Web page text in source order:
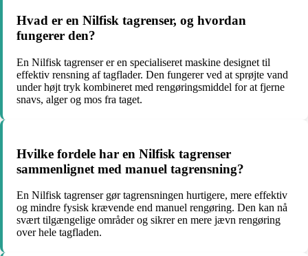
Hvad er en Nilfisk tagrenser, og hvordan
fungerer den?
En Nilfisk tagrenser er en specialiseret maskine designet til
effektiv rensning af tagflader. Den fungerer ved at sprøjte vand
under højt tryk kombineret med rengøringsmiddel for at fjerne
snavs, alger og mos fra taget.
Hvilke fordele har en Nilfisk tagrenser
sammenlignet med manuel tagrensning?
En Nilfisk tagrenser gør tagrensningen hurtigere, mere effektiv
og mindre fysisk krævende end manuel rengøring. Den kan nå
svært tilgængelige områder og sikrer en mere jævn rengøring
over hele tagfladen.